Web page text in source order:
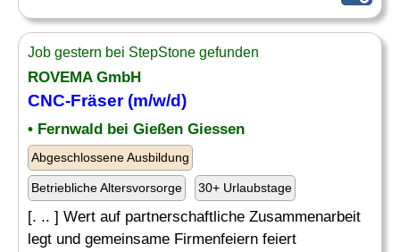
Job gestern bei StepStone gefunden
ROVEMA GmbH
CNC-Fräser(m/w/d)
• Fernwald bei Gießen Giessen
Abgeschlossene Ausbildung
Betriebliche Altersvorsorge 30+ Urlaubstage
[. .. ] Wert auf partnerschaftliche Zusammenarbeit
legt und gemeinsame Firmenfeiern feiert